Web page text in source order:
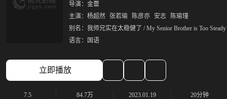
导演： 金蕾
主演： 杨超然 张若瑜 陈彦亦 安志
陈瑜瑾
别名： 我师兄实在太稳健了 / My Senior Brother is Too Steady
语言：
国语
立即播放
7.5
84.7万
2023.01.19
20分钟